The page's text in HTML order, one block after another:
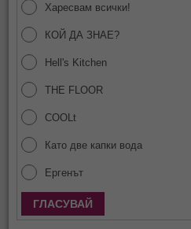
Харесвам всички!
КОЙ ДА ЗНАЕ?
Hell's Kitchen
THE FLOOR
COOLt
Като две капки вода
Ергенът